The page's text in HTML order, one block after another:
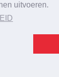
uitvoeren.
© De Vereniging